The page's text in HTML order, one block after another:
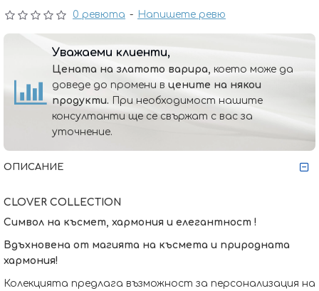
0 ревюта - Напишете ревю
Уважаеми клиенти,
Цената на златото варира, което може да
доведе до промени в цените на някои
продукти. При необходимост нашите
консултанти ще се свържат с вас за
уточнение.
ОПИСАНИЕ
CLOVER COLLECTION
Символ на късмет, хармония и елегантност !
Вдъхновена от магията на късмета и природната
хармония!
Колекцията предлага възможност за персонализация на